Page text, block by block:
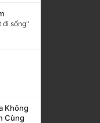
đi sống"
Không
Cùng